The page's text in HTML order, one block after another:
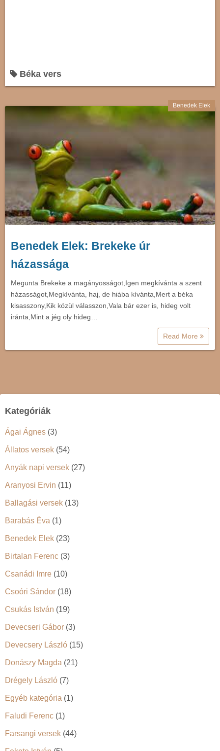
Béka vers
Benedek Elek
Benedek Elek: Brekeke úr
házassága
Megunta Brekeke a magányosságot,Igen megkívánta a szent
házasságot,Megkívánta, haj, de hiába kívánta,Mert a béka
kisasszony,Kik közül válasszon,Vala bár ezer is, hideg volt
iránta,Mint a jég oly hideg…
Read More
Kategóriák
Ágai Ágnes (3)
Állatos versek (54)
Anyák napi versek (27)
Aranyosi Ervin (11)
Ballagási versek (13)
Barabás Éva (1)
Benedek Elek (23)
Birtalan Ferenc (3)
Csanádi Imre (10)
Csoóri Sándor (18)
Csukás István (19)
Devecseri Gábor (3)
Devecsery László (15)
Donászy Magda (21)
Drégely László (7)
Egyéb kategória (1)
Faludi Ferenc (1)
Farsangi versek (44)